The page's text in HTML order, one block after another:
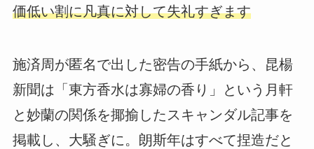
価低い割に凡真に対して失礼すぎます
施済周が匿名で出した密告の手紙から、昆楊
新聞は「東方香水は寡婦の香り」という月軒
と妙蘭の関係を揶揄したスキャンダル記事を
掲載し、大騒ぎに。朗斯年はすべて捏造だと